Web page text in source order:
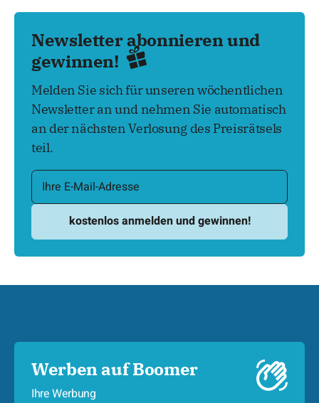
Newsletter abonnieren und
gewinnen!
Melden Sie sich für unseren wöchentlichen
Newsletter an und nehmen Sie automatisch
an der nächsten Verlosung des Preisrätsels
teil.
Werben auf Boomer
Ihre Werbung